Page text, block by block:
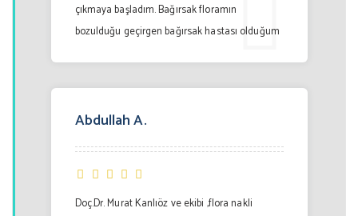
çıkmaya başladım. Bağırsak floramın
bozulduğu geçirgen bağırsak hastası olduğum
Abdullah A.
Doç.Dr. Murat Kanlıöz ve ekibi ,flora nakli